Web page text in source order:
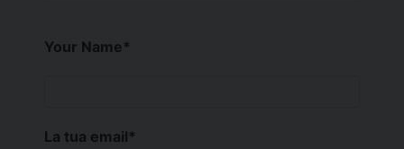
Your Name*
La tua email*